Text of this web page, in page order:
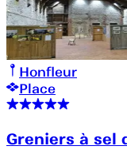
Honfleur
Place
Greniers à sel